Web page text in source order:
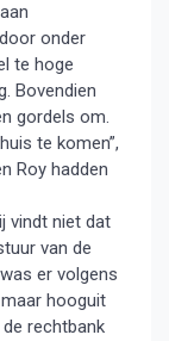
onder
te hoge
Bovendien
gordels om.
te komen”,
Roy hadden
vindt niet dat
van de
er volgens
hooguit
de rechtbank